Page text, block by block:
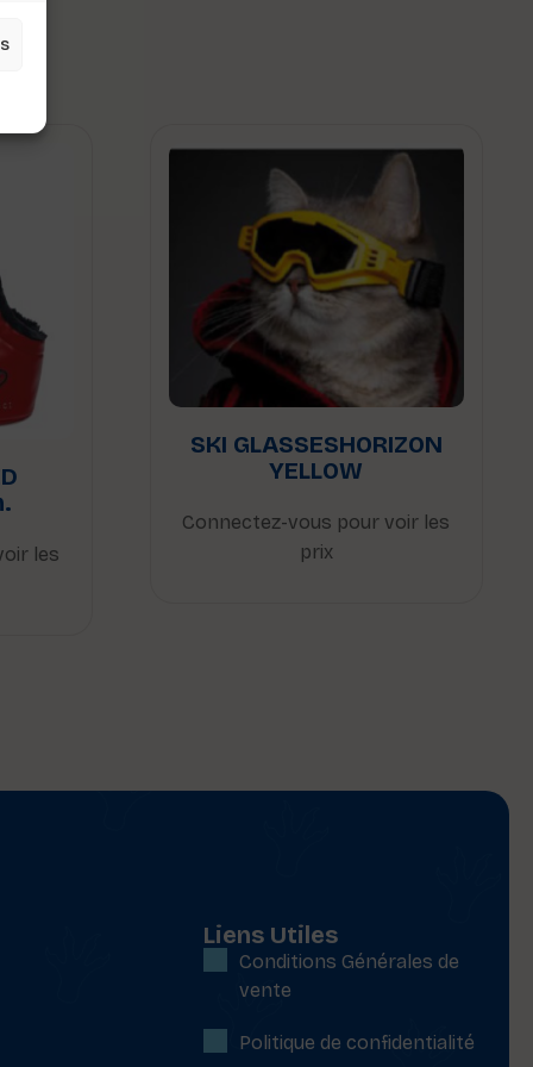
les
SKI GLASSESHORIZON
YELLOW
Connectez-vous pour voir les
prix
Liens Utiles
Conditions Générales de
vente
Politique de confidentialité